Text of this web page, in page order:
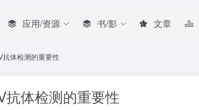
应用/资源 书/影 文章
体检测的重要性
体检测的重要性